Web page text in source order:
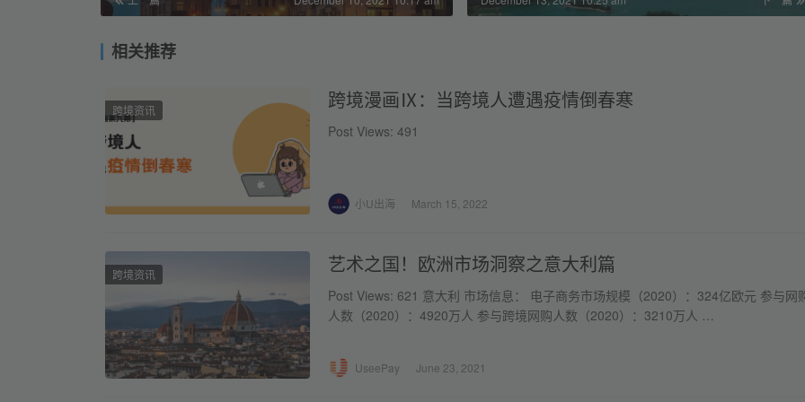
相关推荐
跨境资讯 跨境漫画Ⅸ：当跨境人遭遇疫情倒春寒
Post Views: 491
小U出海 March 15, 2022
跨境资讯 艺术之国！欧洲市场洞察之意大利篇
Post Views: 621 意大利 市场信息： 电子商务市场规模（2020）：324亿欧元 参与网
人数（2020）：4920万人 参与跨境网购人数（2020）：3210万人 …
UseePay June 23, 2021